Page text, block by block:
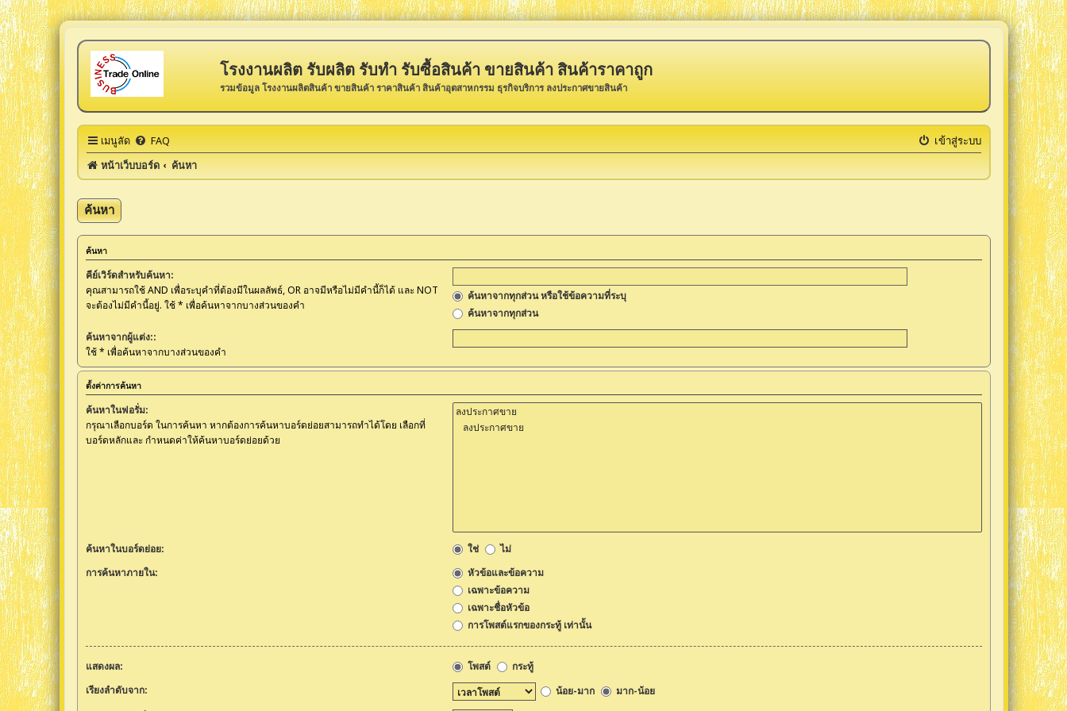
โรงงานผลิต รับผลิต รับทำ รับซื้อสินค้า ขายสินค้า สินค้าราคาถูก
รวมข้อมูล โรงงานผลิตสินค้า ขายสินค้า ราคาสินค้า สินค้าอุตสาหกรรม ธุรกิจบริการ ลงประกาศขายสินค้า
เมนูลัด FAQ
เข้าสู่ระบบ
หน้าเว็บบอร์ด
ค้นหา
ค้นหา
ค้นหา
คีย์เวิร์ดสำหรับค้นหา:
คุณสามารถใช้ AND เพื่อระบุคำที่ต้องมีในผลลัพธ์, OR อาจมีหรือไม่มีคำนี้ก็ได้ และ NOT
จะต้องไม่มีคำนี้อยู่. ใช้ * เพื่อค้นหาจากบางส่วนของคำ
ค้นหาจากทุกส่วน หรือใช้ข้อความที่ระบุ
ค้นหาจากทุกส่วน
ค้นหาจากผู้แต่ง::
ใช้ * เพื่อค้นหาจากบางส่วนของคำ
ตั้งค่าการค้นหา
ค้นหาในฟอรั่ม:
กรุณาเลือกบอร์ด ในการค้นหา หากต้องการค้นหาบอร์ดย่อยสามารถทำได้โดย เลือกที่
บอร์ดหลักและ กำหนดค่าให้ค้นหาบอร์ดย่อยด้วย
ค้นหาในบอร์ดย่อย: ใช่
ไม่
การค้นหาภายใน:
หัวข้อและข้อความ
เฉพาะข้อความ
เฉพาะชื่อหัวข้อ
การโพสต์แรกของกระทู้ เท่านั้น
แสดงผล: โพสต์
กระทู้
เรียงลำดับจาก:
น้อย-มาก
มาก-น้อย